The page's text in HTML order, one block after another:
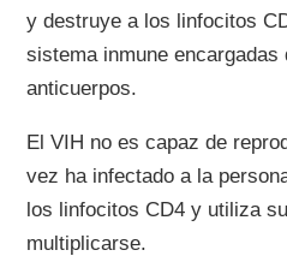
y destruye a los linfocitos
sistema inmune
anticuerpos.
El VIH no es capaz de
vez ha infectado a la
los linfocitos CD4 y utiliza
multiplicarse.